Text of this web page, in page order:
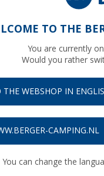
tenten
TO THE
You are currently
Would you rather
THE WEBSHOP IN
CAMPING.NL
You can change the